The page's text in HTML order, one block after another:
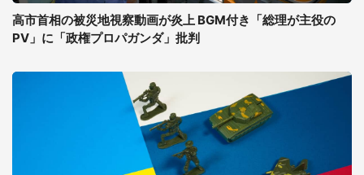
高市首相の被災地視察動画が炎上 BGM付き「総理が主役の
PV」に「政権プロパガンダ」批判